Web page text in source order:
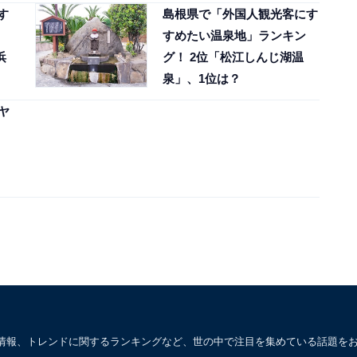
島根県で「外国人観光客にす
すめたい温泉地」ランキン
グ！ 2位「松江しんじ湖温
泉」、1位は？
、トレンドに関するランキングなど、世の中で注目を集めている話題を